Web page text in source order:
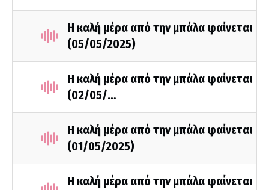
Η καλή μέρα από την μπάλα φαίνεται
(05/05/2025)
Η καλή μέρα από την μπάλα φαίνεται
(02/05/…
Η καλή μέρα από την μπάλα φαίνεται
(01/05/2025)
Η καλή μέρα από την μπάλα φαίνεται